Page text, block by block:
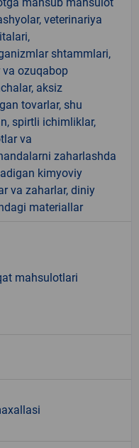
veterinariya
shtammlari,
ozuqabop
aksiz
tovarlar, shu
spirtli ichimliklar,
va
zaharlashda
kimyoviy
va zaharlar, diniy
materiallar
mahsulotlari